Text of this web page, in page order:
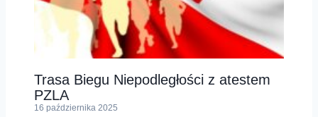
Trasa Biegu Niepodległości z atestem
PZLA
16 października 2025